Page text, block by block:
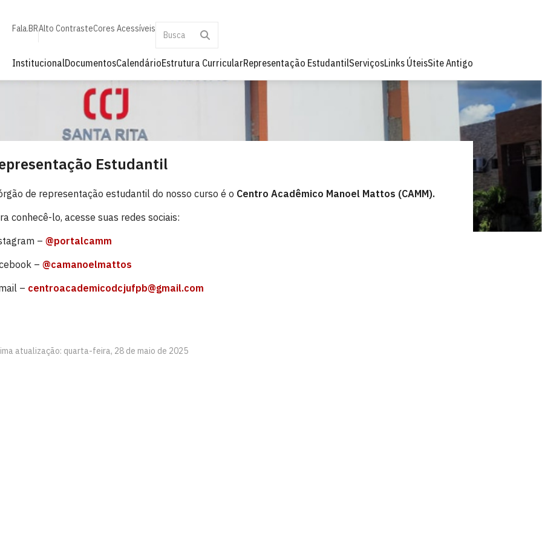
Fala.BRAlto ContrasteCores Acessíveis
InstitucionalDocumentosCalendárioEstrutura CurricularRepresentação EstudantilServiçosLinks ÚteisSite Antigo
Estudantil
de representação estudantil do nosso curso é o Centro Acadêmico Manoel Mattos (CAMM).
conhecê-lo, acesse suas redes sociais:
– @portalcamm
– @camanoelmattos
– centroacademicodcjufpb@gmail.com
atualização: quarta-feira, 28 de maio de 2025